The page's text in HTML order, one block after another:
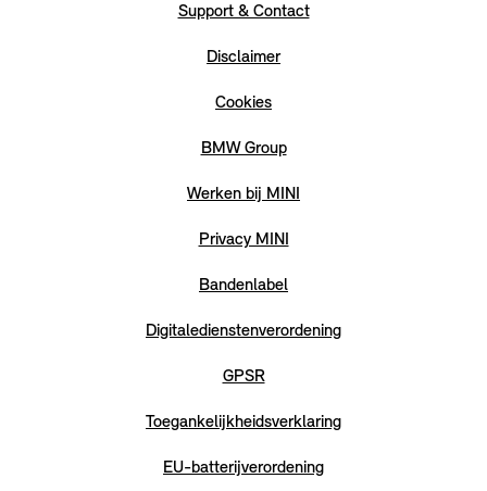
Support & Contact
Disclaimer
Cookies
BMW Group
Werken bij MINI
Privacy MINI
Bandenlabel
Digitaledienstenverordening
GPSR
Toegankelijkheidsverklaring
EU-batterijverordening